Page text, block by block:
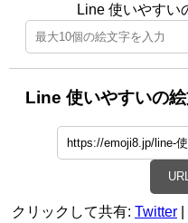
Line 使いやすい
Line 使いやすいの
クリックして共有: Twitter